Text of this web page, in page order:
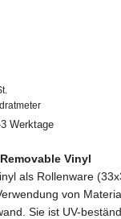
Werktage
Vinyl
als Rollenware
von
Sie ist UV-